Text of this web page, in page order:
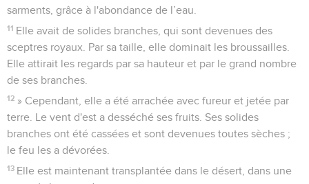
sarments, grâce à l'abondance de l’eau.
11 Elle avait de solides branches, qui sont devenues des
sceptres royaux. Par sa taille, elle dominait les broussailles.
Elle attirait les regards par sa hauteur et par le grand nombre
de ses branches.
12 » Cependant, elle a été arrachée avec fureur et jetée par
terre. Le vent d'est a desséché ses fruits. Ses solides
branches ont été cassées et sont devenues toutes sèches ;
le feu les a dévorées.
13 Elle est maintenant transplantée dans le désert, dans une